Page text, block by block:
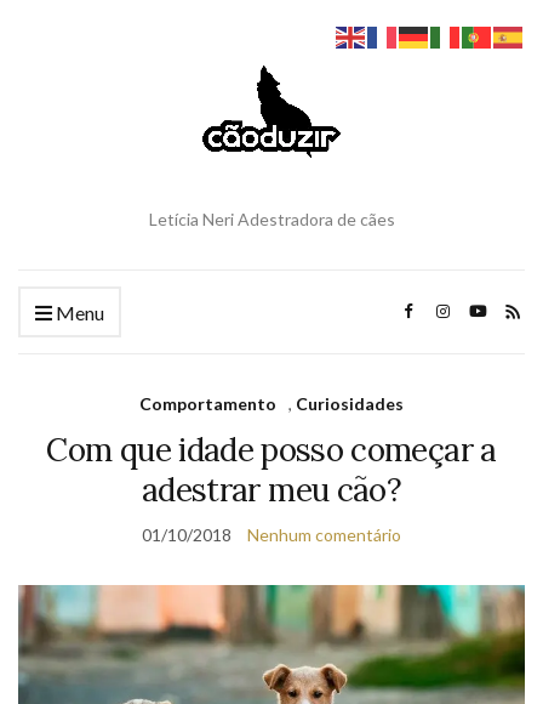
Letícia Neri Adestradora de cães
Menu
Comportamento , Curiosidades
Com que idade posso começar a
adestrar meu cão?
01/10/2018 Nenhum comentário